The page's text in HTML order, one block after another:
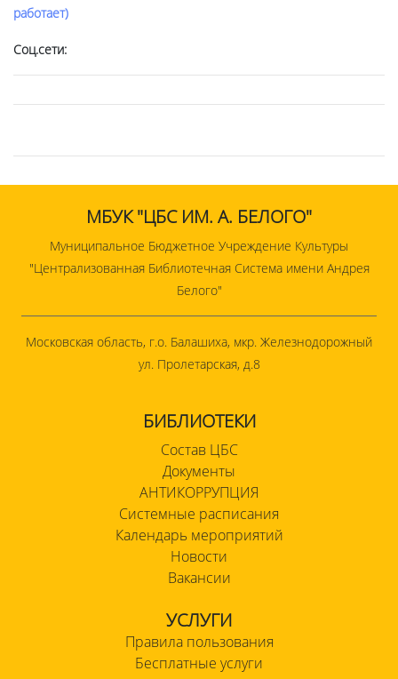
работает)
Соц.сети:
МБУК "ЦБС ИМ. А. БЕЛОГО"
Муниципальное Бюджетное Учреждение Культуры
"Централизованная Библиотечная Система имени Андрея
Белого"
Московская область, г.о. Балашиха, мкр. Железнодорожный
ул. Пролетарская, д.8
БИБЛИОТЕКИ
Состав ЦБС
Документы
АНТИКОРРУПЦИЯ
Системные расписания
Календарь мероприятий
Новости
Вакансии
УСЛУГИ
Правила пользования
Бесплатные услуги